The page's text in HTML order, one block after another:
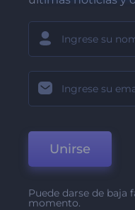
Unirse
Puede darse de baja
momento.